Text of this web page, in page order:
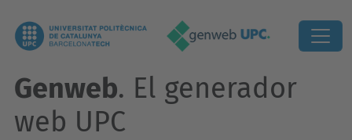
Genweb. El generador
web UPC